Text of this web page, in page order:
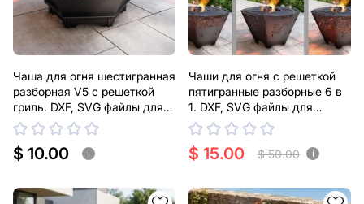
Чаша для огня шестигранная
разборная V5 с решеткой
гриль. DXF, SVG файлы для
плазменной, лазерной резки
$ 10.00 i
Чаши для огня с решеткой
пятигранные разборные 6 в
1. DXF, SVG файлы для
плазменной, лазерной резки
$ 15.00 $ 50.00 i